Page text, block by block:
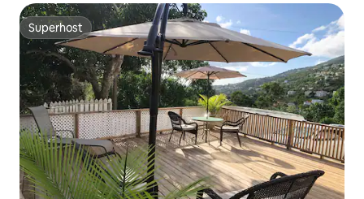
Superhost
Superhost